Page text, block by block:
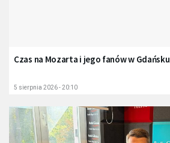
Czas na Mozarta i jego fanów w Gdańsku
5 sierpnia 2026 - 20:10